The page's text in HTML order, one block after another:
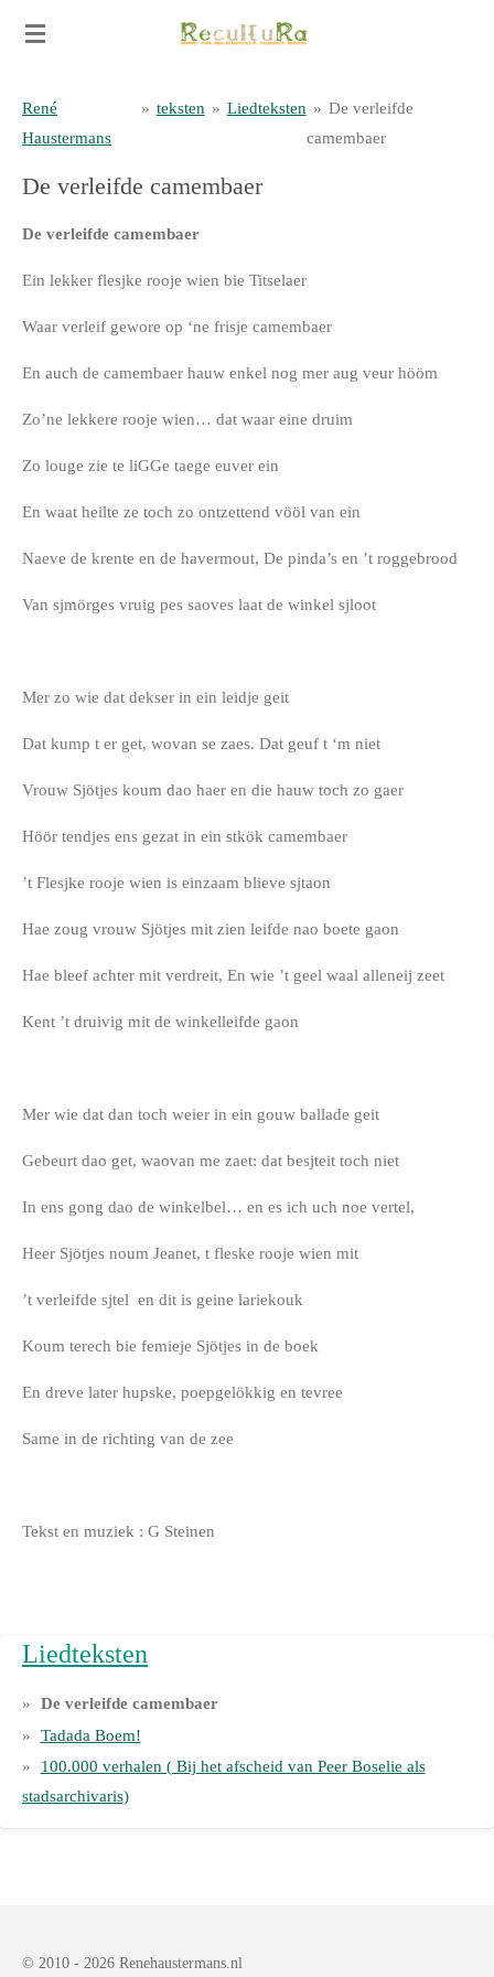
Ga
de
hoofdinhoud
René
Haustermans
» teksten » Liedteksten » De verleifde
camembaer
De verleifde camembaer
De verleifde camembaer
Ein lekker flesjke rooje wien bie Titselaer
Waar verleif gewore op ‘ne frisje camembaer
En auch de camembaer hauw enkel nog mer aug veur hööm
Zo’ne lekkere rooje wien… dat waar eine druim
Zo louge zie te liGGe taege euver ein
En waat heilte ze toch zo ontzettend vööl van ein
Naeve de krente en de havermout, De pinda’s en ’t roggebrood
Van sjmörges vruig pes saoves laat de winkel sjloot
Mer zo wie dat dekser in ein leidje geit
Dat kump t er get, wovan se zaes. Dat geuf t ‘m niet
Vrouw Sjötjes koum dao haer en die hauw toch zo gaer
Höör tendjes ens gezat in ein stkök camembaer
’t Flesjke rooje wien is einzaam blieve sjtaon
Hae zoug vrouw Sjötjes mit zien leifde nao boete gaon
Hae bleef achter mit verdreit, En wie ’t geel waal alleneij zeet
Kent ’t druivig mit de winkelleifde gaon
Mer wie dat dan toch weier in ein gouw ballade geit
Gebeurt dao get, waovan me zaet: dat besjteit toch niet
In ens gong dao de winkelbel… en es ich uch noe vertel,
Heer Sjötjes noum Jeanet, t fleske rooje wien mit
’t verleifde sjtel en dit is geine lariekouk
Koum terech bie femieje Sjötjes in de boek
En dreve later hupske, poepgelökkig en tevree
Same in de richting van de zee
Tekst en muziek : G Steinen
Liedteksten
De verleifde camembaer
Tadada Boem!
100.000 verhalen ( Bij het afscheid van Peer Boselie als
stadsarchivaris)
© 2010 - 2026 Renehaustermans.nl